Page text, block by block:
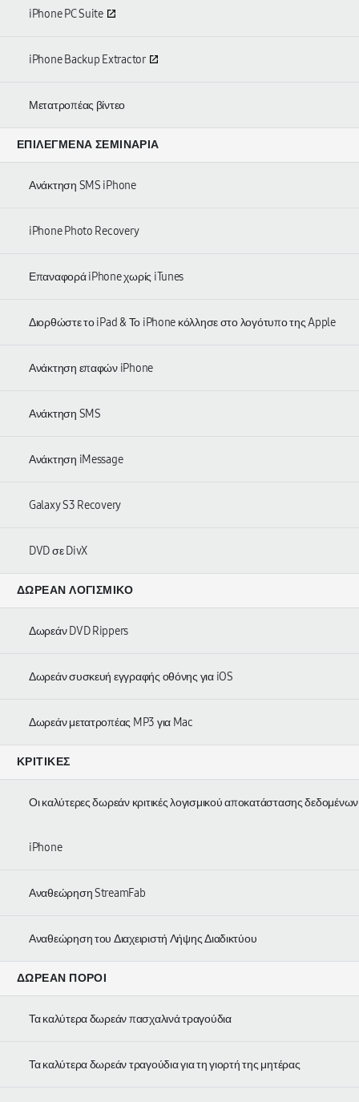
iPhone PC Suite
iPhone Backup Extractor
Μετατροπέας βίντεο
ΕΠΙΛΕΓΜΈΝΑ ΣΕΜΙΝΆΡΙΑ
Ανάκτηση SMS iPhone
iPhone Photo Recovery
Επαναφορά iPhone χωρίς iTunes
Διορθώστε το iPad & Το iPhone κόλλησε στο λογότυπο της Apple
Ανάκτηση επαφών iPhone
Ανάκτηση SMS
Ανάκτηση iMessage
Galaxy S3 Recovery
DVD σε DivX
ΔΩΡΕΆΝ ΛΟΓΙΣΜΙΚΌ
Δωρεάν DVD Rippers
Δωρεάν συσκευή εγγραφής οθόνης για iOS
Δωρεάν μετατροπέας MP3 για Mac
ΚΡΙΤΙΚΈΣ
Οι καλύτερες δωρεάν κριτικές λογισμικού αποκατάστασης δεδομένων
iPhone
Αναθεώρηση StreamFab
Αναθεώρηση του Διαχειριστή Λήψης Διαδικτύου
ΔΩΡΕΆΝ ΠΌΡΟΙ
Τα καλύτερα δωρεάν πασχαλινά τραγούδια
Τα καλύτερα δωρεάν τραγούδια για τη γιορτή της μητέρας